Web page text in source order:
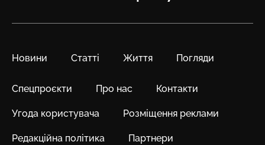
Новини Статті Життя Погляди
Спецпроєкти Про нас Контакти
Угода користувача Розміщення реклами
Редакційна політика Партнери